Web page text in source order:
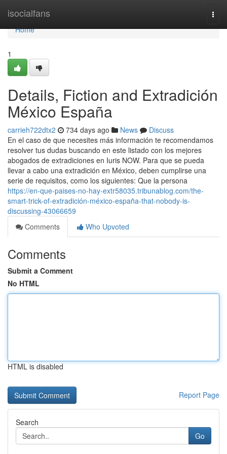
isocialfans
Home
Home
1
Details, Fiction and Extradición
México España
carrieh722dtx2 734 days ago News
Discuss
En el caso de que necesites más información te recomendamos
resolver tus dudas buscando en este listado con los mejores
abogados de extradiciones en Iuris NOW. Para que se pueda
llevar a cabo una extradición en México, deben cumplirse una
serie de requisitos, como los siguientes: Que la persona
https://en-que-paises-no-hay-extr58035.tribunablog.com/the-
smart-trick-of-extradición-méxico-españa-that-nobody-is-
discussing-43066659
Comments
Who Upvoted
Comments
Submit a Comment
No HTML
HTML is disabled
Report Page
Search
Go